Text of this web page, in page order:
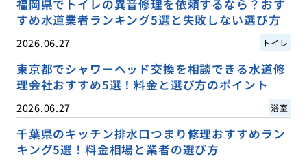
福岡県でトイレの異音修理を依頼するなら？おす
すめ水道業者ランキング5選と失敗しない選び方
2026.06.27 トイレ
東京都でシャワーヘッド交換を相談できる水道修
理会社おすすめ5選！料金と選び方のポイント
2026.06.27 浴室
千葉県のキッチン排水口つまり修理おすすめラン
キング5選！料金相場と業者の選び方